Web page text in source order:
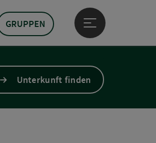
GRUPPEN
Hauptmenü öffnen
Unterkunft finden